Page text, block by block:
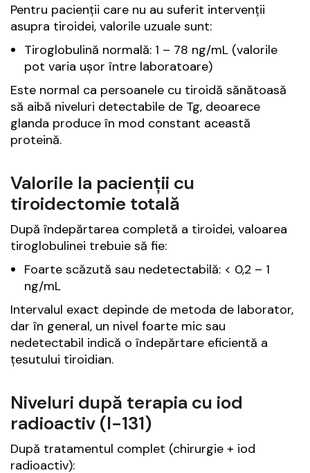
Pentru pacienții care nu au suferit intervenții
asupra tiroidei, valorile uzuale sunt:
Tiroglobulină normală: 1 – 78 ng/mL (valorile
pot varia ușor între laboratoare)
Este normal ca persoanele cu tiroidă sănătoasă
să aibă niveluri detectabile de Tg, deoarece
glanda produce în mod constant această
proteină.
Valorile la pacienții cu
tiroidectomie totală
După îndepărtarea completă a tiroidei, valoarea
tiroglobulinei trebuie să fie:
Foarte scăzută sau nedetectabilă: < 0,2 – 1
ng/mL
Intervalul exact depinde de metoda de laborator,
dar în general, un nivel foarte mic sau
nedetectabil indică o îndepărtare eficientă a
țesutului tiroidian.
Niveluri după terapia cu iod
radioactiv (I-131)
După tratamentul complet (chirurgie + iod
radioactiv):